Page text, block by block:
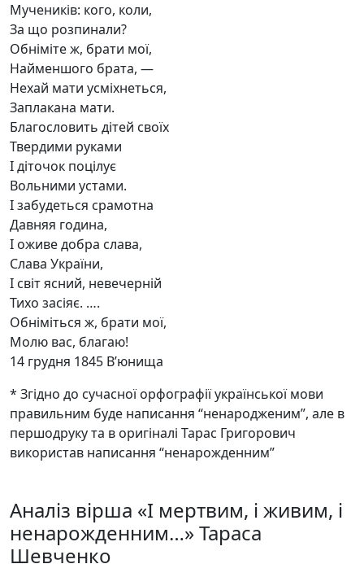
Мучеників: кого, коли,
За що розпинали?
Обніміте ж, брати мої,
Найменшого брата, —
Нехай мати усміхнеться,
Заплакана мати.
Благословить дітей своїх
Твердими руками
І діточок поцілує
Вольними устами.
І забудеться срамотна
Давняя година,
І оживе добра слава,
Слава України,
І світ ясний, невечерній
Тихо засіяє. ….
Обніміться ж, брати мої,
Молю вас, благаю!
14 грудня 1845 В’юнища
* Згідно до сучасної орфографії української мови
правильним буде написання “ненародженим”, але в
першодруку та в оригіналі Тарас Григорович
використав написання “ненарожденним”
Аналіз вірша «І мертвим, і живим, і
ненарожденним…» Тараса
Шевченко